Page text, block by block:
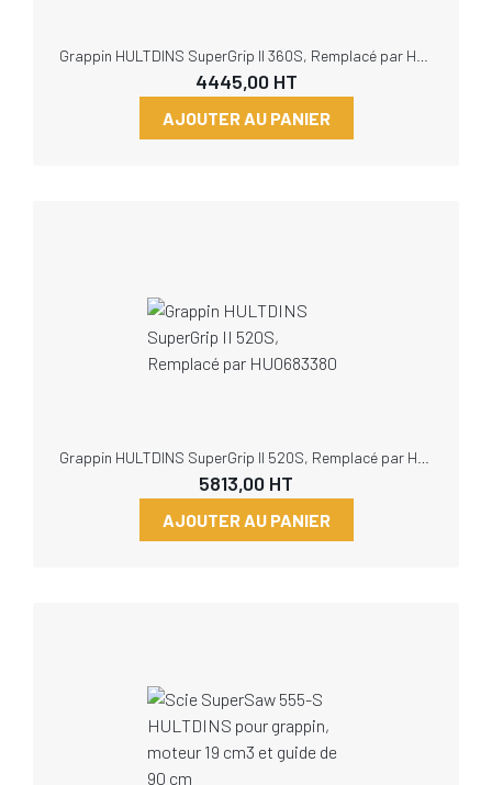
4445,00HT
AJOUTER AU PANIER
5813,00 HT
AJOUTER AU PANIER